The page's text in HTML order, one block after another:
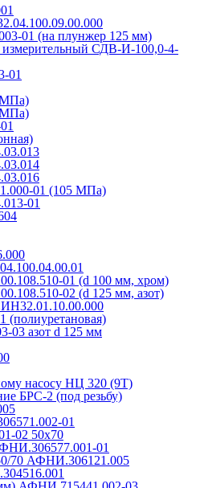
01 (на плунжер 125 мм)
измерительный СДВ-И-100,0-4-
01
01 (105 МПа)
01
01 (d 100 мм, хром)
02 (d 125 мм, азот)
03 азот d 125 мм
насосу НЦ 320 (9Т)
БРС-2 (под резьбу)
01
02 50х70
01
70 АФНИ.306121.005